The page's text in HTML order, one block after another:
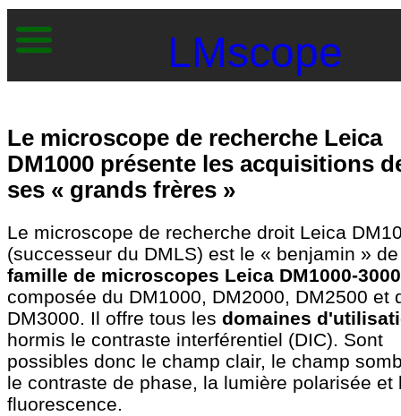
LMscope
Le microscope de recherche Leica
DM1000 présente les acquisitions
ses « grands frères »
Le microscope de recherche droit Leica
(successeur du DMLS) est le « benjamin »
famille de microscopes Leica DM1000-3000
composée du DM1000, DM2000, DM2500 et
DM3000. Il offre tous les domaines
hormis le contraste interférentiel (DIC). Sont
possibles donc le champ clair, le champ
le contraste de phase, la lumière polarisée et
fluorescence.